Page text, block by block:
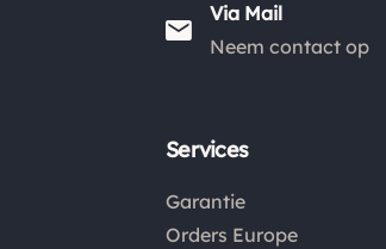
Via Mail
Neem contact op
Services
Garantie
Orders Europe